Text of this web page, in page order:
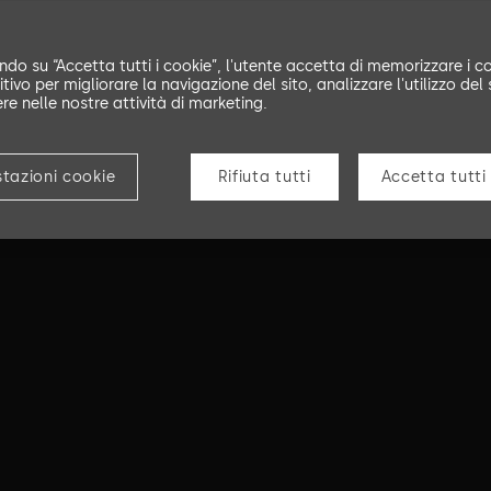
su “Accetta tutti i cookie”, l'utente accetta di memorizzare i
per migliorare la navigazione del sito, analizzare l'utilizzo del
nelle nostre attività di marketing.
cookie Rifiuta tutti Accetta tutti